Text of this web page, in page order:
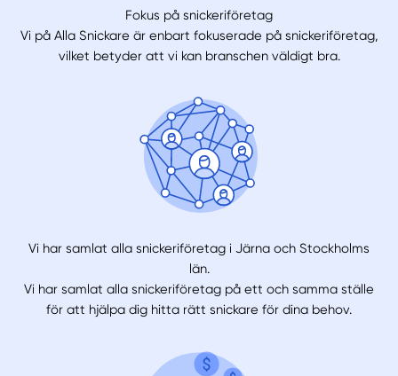
Fokus på snickeriföretag
Vi på Alla Snickare är enbart fokuserade på snickeriföretag,
vilket betyder att vi kan branschen väldigt bra.
Vi har samlat alla snickeriföretag i Järna och Stockholms
län.
Vi har samlat alla snickeriföretag på ett och samma ställe
för att hjälpa dig hitta rätt snickare för dina behov.